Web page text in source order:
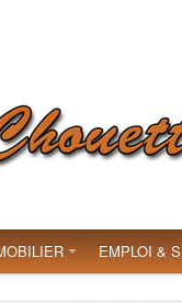
EMPLOI &